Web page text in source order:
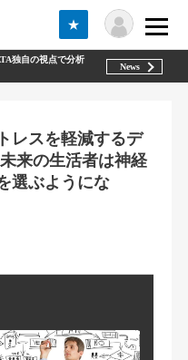
★
独自の視点で分析
News
レスを軽減するデ
来の生活者は神経
選ぶようにな